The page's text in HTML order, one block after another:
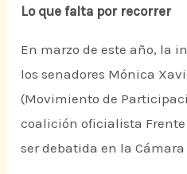
Lo que falta por recorrer
En marzo de este año, la
los senadores Mónica
(Movimiento de
coalición oficialista
ser debatida en la